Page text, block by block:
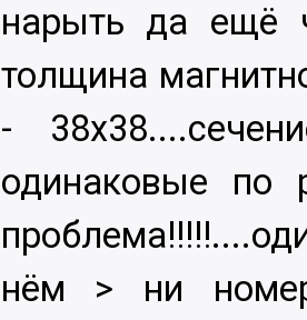
нарыть да ещё
толщина
-
одинаковые
нём > ни